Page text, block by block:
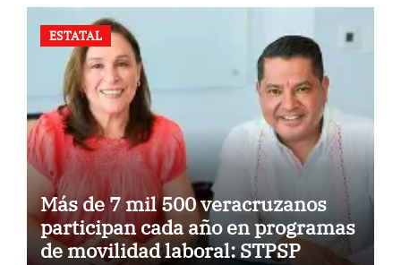
ESTATAL
Más de 7 mil 500 veracruzanos
participan cada año en programas
de movilidad laboral: STPSP